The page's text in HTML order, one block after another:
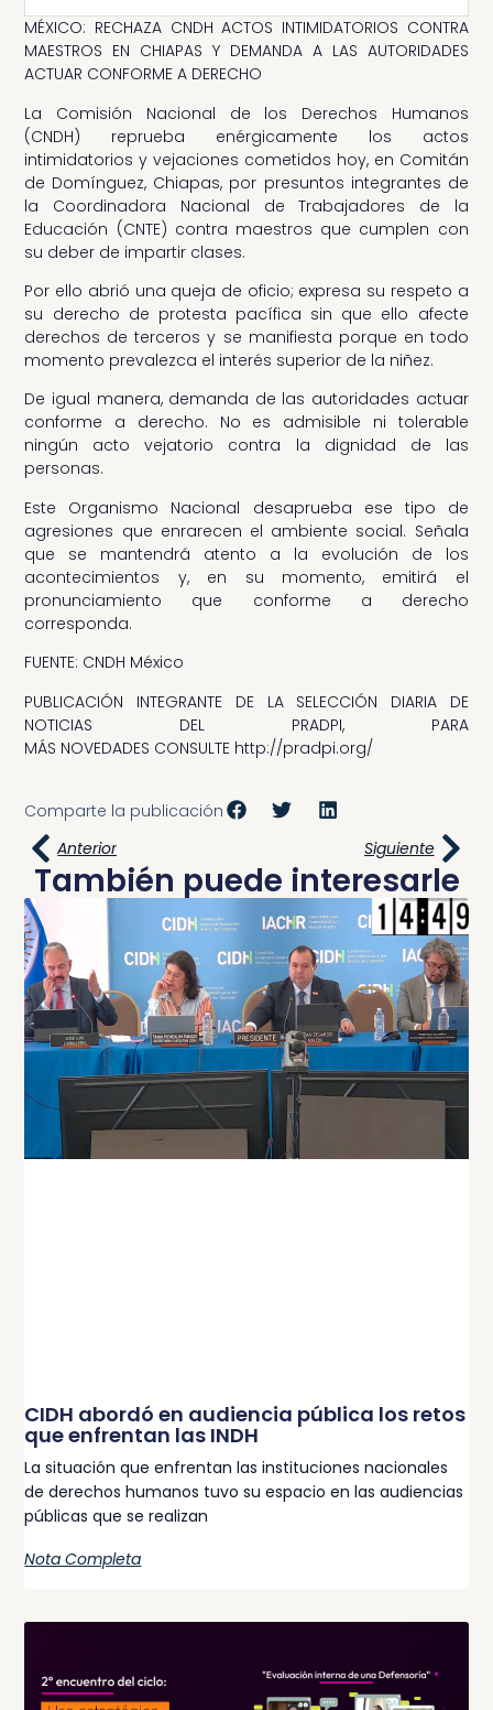
MÉXICO: RECHAZA CNDH ACTOS INTIMIDATORIOS CONTRA
MAESTROS EN CHIAPAS Y DEMANDA A LAS AUTORIDADES
ACTUAR CONFORME A DERECHO
La Comisión Nacional de los Derechos Humanos
(CNDH) reprueba enérgicamente los actos
intimidatorios y vejaciones cometidos hoy, en Comitán
de Domínguez, Chiapas, por presuntos integrantes de
la Coordinadora Nacional de Trabajadores de la
Educación (CNTE) contra maestros que cumplen con
su deber de impartir clases.
Por ello abrió una queja de oficio; expresa su respeto a
su derecho de protesta pacífica sin que ello afecte
derechos de terceros y se manifiesta porque en todo
momento prevalezca el interés superior de la niñez.
De igual manera, demanda de las autoridades actuar
conforme a derecho. No es admisible ni tolerable
ningún acto vejatorio contra la dignidad de las
personas.
Este Organismo Nacional desaprueba ese tipo de
agresiones que enrarecen el ambiente social. Señala
que se mantendrá atento a la evolución de los
acontecimientos y, en su momento, emitirá el
pronunciamiento que conforme a derecho
corresponda.
FUENTE: CNDH México
PUBLICACIÓN INTEGRANTE DE LA SELECCIÓN DIARIA DE
NOTICIAS DEL PRADPI, PARA
MÁS NOVEDADES CONSULTE http://pradpi.org/
Comparte la publicación
Anterior
Siguiente
También puede interesarle
CIDH abordó en audiencia pública los retos
que enfrentan las INDH
La situación que enfrentan las instituciones nacionales
de derechos humanos tuvo su espacio en las audiencias
públicas que se realizan
Nota Completa